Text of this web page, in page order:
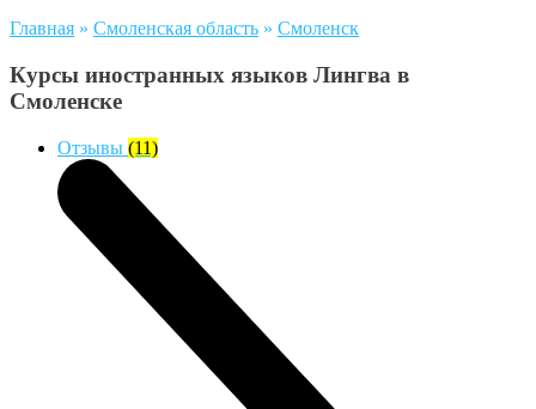
Главная » Смоленская область » Смоленск
Курсы иностранных языков Лингва в
Смоленске
Отзывы (11)